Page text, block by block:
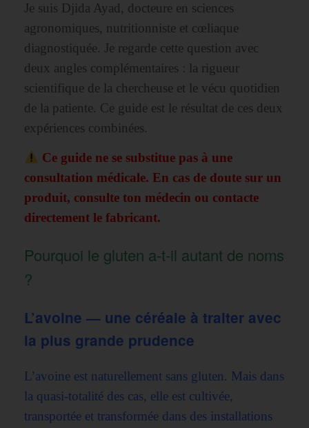
Je suis Djida Ayad, docteure en sciences
agronomiques, nutritionniste et cœliaque
diagnostiquée. Je regarde cette question avec
deux angles complémentaires : la rigueur
scientifique de la chercheuse et le vécu quotidien
de la patiente. Ce guide est le résultat de ces deux
expériences combinées.
Ce guide ne se substitue pas à une
consultation médicale. En cas de doute sur un
produit, consulte ton médecin ou contacte
directement le fabricant.
Pourquoi le gluten a-t-il autant de noms
?
L’avoine — une céréale à traiter avec
la plus grande prudence
L’avoine est naturellement sans gluten. Mais dans
la quasi-totalité des cas, elle est cultivée,
transportée et transformée dans des installations